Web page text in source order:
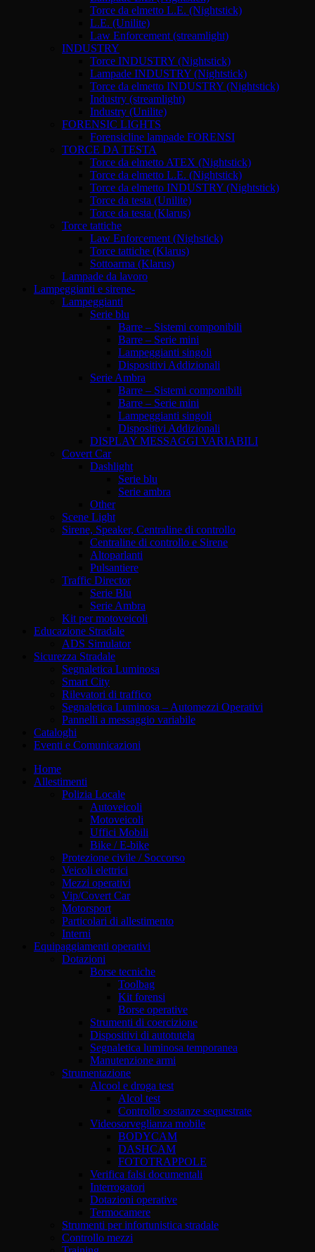
Torce da elmetto L.E. (Nightstick)
L.E. (Unilite)
Law Enforcement (streamlight)
INDUSTRY
Torce INDUSTRY (Nightstick)
Lampade INDUSTRY (Nightstick)
Torce da elmetto INDUSTRY (Nightstick)
Industry (streamlight)
Industry (Unilite)
FORENSIC LIGHTS
Forensicline lampade FORENSI
TORCE DA TESTA
Torce da elmetto ATEX (Nightstick)
Torce da elmetto L.E. (Nightstick)
Torce da elmetto INDUSTRY (Nightstick)
Torce da testa (Unilite)
Torce da testa (Klarus)
Torce tattiche
Law Enforcement (Nighstick)
Torce tattiche (Klarus)
Sottoarma (Klarus)
Lampade da lavoro
Lampeggianti e sirene-
Lampeggianti
Serie blu
Barre – Sistemi componibili
Barre – Serie mini
Lampeggianti singoli
Dispositivi Addizionali
Serie Ambra
Barre – Sistemi componibili
Barre – Serie mini
Lampeggianti singoli
Dispositivi Addizionali
DISPLAY MESSAGGI VARIABILI
Covert Car
Dashlight
Serie blu
Serie ambra
Other
Scene Light
Sirene, Speaker, Centraline di controllo
Centraline di controllo e Sirene
Altoparlanti
Pulsantiere
Traffic Director
Serie Blu
Serie Ambra
Kit per motoveicoli
Educazione Stradale
ADS Simulator
Sicurezza Stradale
Segnaletica Luminosa
Smart City
Rilevatori di traffico
Segnaletica Luminosa – Automezzi Operativi
Pannelli a messaggio variabile
Cataloghi
Eventi e Comunicazioni
Home
Allestimenti
Polizia Locale
Autoveicoli
Motoveicoli
Uffici Mobili
Bike / E-bike
Protezione civile / Soccorso
Veicoli elettrici
Mezzi operativi
Vip/Covert Car
Motorsport
Particolari di allestimento
Interni
Equipaggiamenti operativi
Dotazioni
Borse tecniche
Toolbag
Kit forensi
Borse operative
Strumenti di coercizione
Dispositivi di autotutela
Segnaletica luminosa temporanea
Manutenzione armi
Strumentazione
Alcool e droga test
Alcol test
Controllo sostanze sequestrate
Videosorveglianza mobile
BODYCAM
DASHCAM
FOTOTRAPPOLE
Verifica falsi documentali
Interrogatori
Dotazioni operative
Termocamere
Strumenti per infortunistica stradale
Controllo mezzi